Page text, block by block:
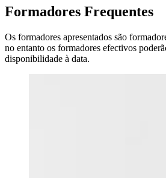
Formadores Frequentes
Os formadores apresentados são
no entanto os formadores efectivos
disponibilidade à data.